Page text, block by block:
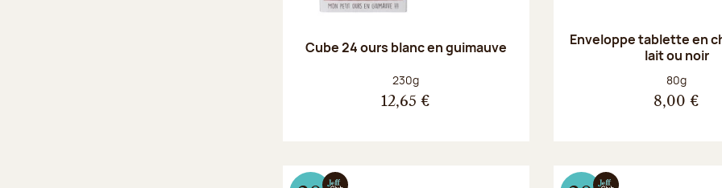
Cube 24 ours blanc en guimauve
Poids net :
230g
12,65 €
Enveloppe tablette en
lait ou noir
Poids net :
80g
8,00 €